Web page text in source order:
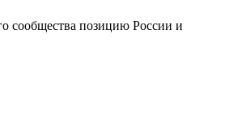
сообщества позицию России и